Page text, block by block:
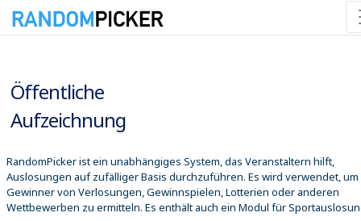
Öffentliche
Aufzeichnung
RandomPicker ist ein unabhängiges System, das Veranstaltern hilft,
Auslosungen auf zufälliger Basis durchzuführen. Es wird verwendet, um
Gewinner von Verlosungen, Gewinnspielen, Lotterien oder anderen
Wettbewerben zu ermitteln. Es enthält auch ein Modul für